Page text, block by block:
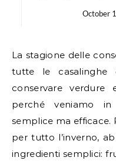
October
La stagione delle
tutte le casalinghe
conservare verdure
perché veniamo
semplice ma efficace.
per tutto l’inverno,
ingredienti semplici: